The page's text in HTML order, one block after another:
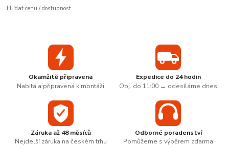
Hlídat cenu / dostupnost
Okamžitě připravena
Nabitá a připravená k montáži
Expedice do 24 hodin
Obj. do 11:00 → odesíláme dnes
Záruka až 48 měsíců
Nejdelší záruka na českém trhu
Odborné poradenství
Pomůžeme s výběrem zdarma